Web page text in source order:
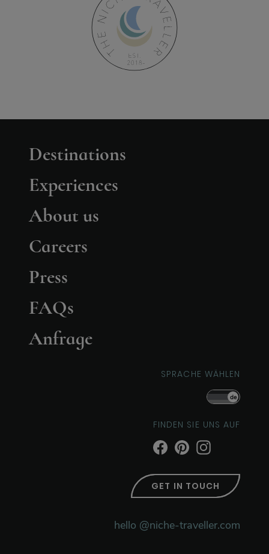
Destinations
Experiences
About us
Careers
Press
FAQs
Anfrage
SPRACHE WÄHLEN
de
FINDEN SIE UNS AUF
GET IN TOUCH
hello @niche-traveller.com